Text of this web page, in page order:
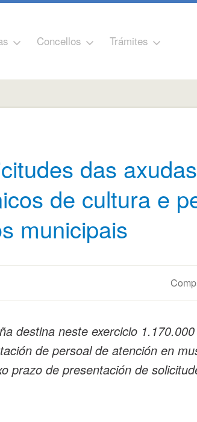
Concellos Trámites
das
de cultura e
municipais
destina neste exercicio
de persoal de atención en
prazo de presentación de